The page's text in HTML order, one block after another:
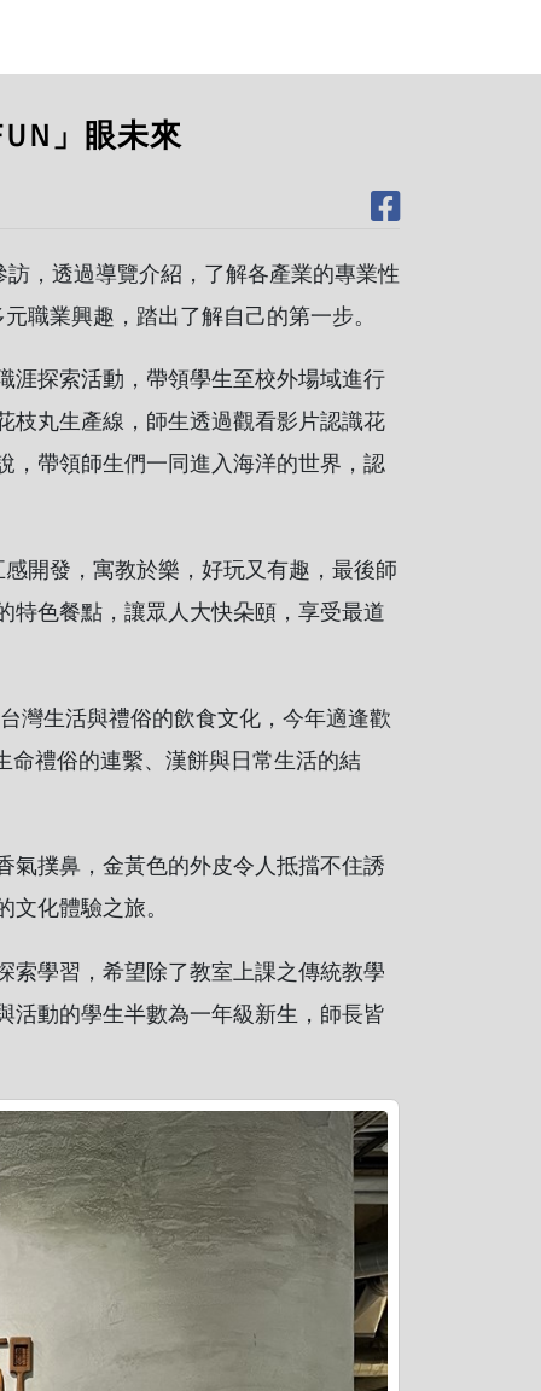
」眼未來
，透過導覽介紹，了解各產業的專業性
職業興趣，踏出了解自己的第一步。
涯探索活動，帶領學生至校外場域進行
枝丸生產線，師生透過觀看影片認識花
，帶領師生們一同進入海洋的世界，認
開發，寓教於樂，好玩又有趣，最後師
特色餐點，讓眾人大快朵頤，享受最道
灣生活與禮俗的飲食文化，今年適逢歡
禮俗的連繫、漢餅與日常生活的結
氣撲鼻，金黃色的外皮令人抵擋不住誘
化體驗之旅。
索學習，希望除了教室上課之傳統教學
活動的學生半數為一年級新生，師長皆